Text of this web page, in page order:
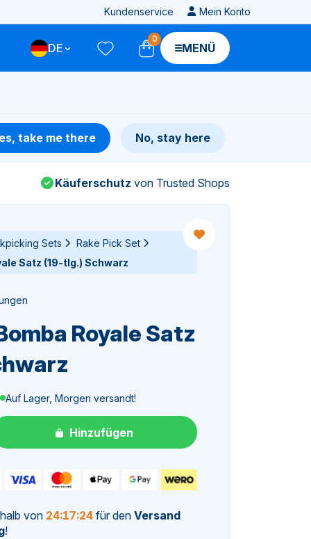
Kundenservice Mein Konto
DE
0
MENÜ
take me there No, stay here
Käuferschutz von Trusted Shops
Sets
Rake Pick Set
Satz (19-tlg.) Schwarz
Royale Satz
Auf Lager, Morgen versandt!
Hinzufügen
von 24:17:23 für den Versand
!